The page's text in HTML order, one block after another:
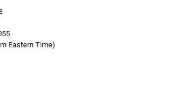
Eastern Time)